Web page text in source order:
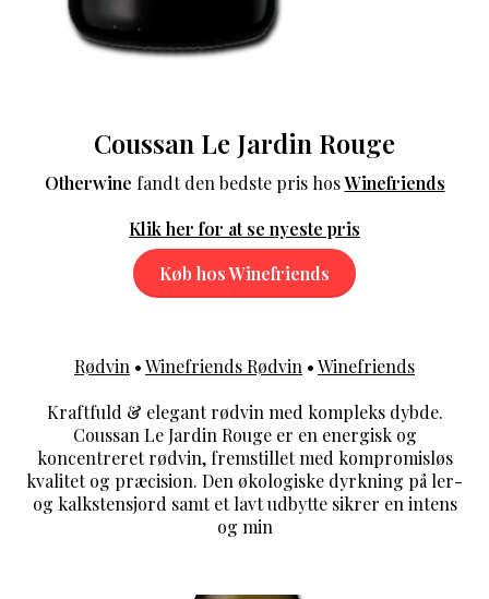
Coussan Le Jardin Rouge
Otherwine fandt den bedste pris hosWinefriends
Klik her for at se nyeste pris
Køb hos Winefriends
Rødvin •Winefriends Rødvin •Winefriends
Kraftfuld & elegant rødvin med kompleks dybde.
Coussan Le Jardin Rouge er en energisk og
koncentreret rødvin, fremstillet med kompromisløs
kvalitet og præcision. Den økologiske dyrkning på ler-
og kalkstensjord samt et lavt udbytte sikrer en intens
og min